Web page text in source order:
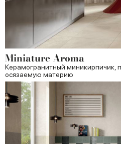
Miniature Aroma
Керамогранитный миникирпичик,
осязаемую материю